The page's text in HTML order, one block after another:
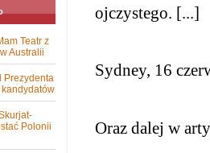
ojczystego. [...]
Sydney, 16
Oraz dalej w
Teatr z
Australii
Prezydenta
Polonii